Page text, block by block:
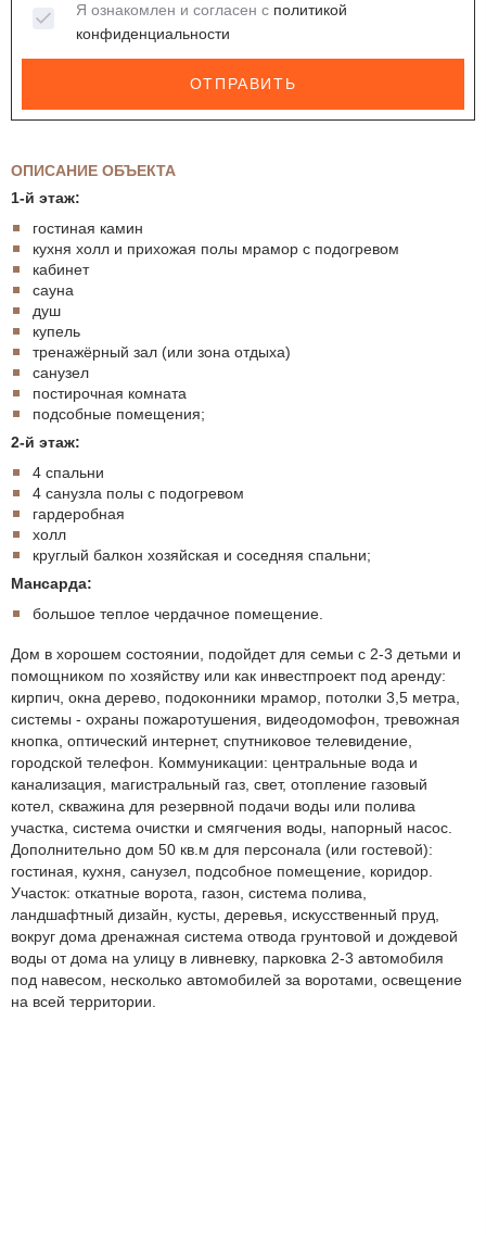
ОПИСАНИЕ ОБЪЕКТА
1-й этаж:
гостиная камин
кухня холл и прихожая полы мрамор с подогревом
кабинет
сауна
душ
купель
тренажёрный зал (или зона отдыха)
санузел
постирочная комната
подсобные помещения;
2-й этаж:
4 спальни
4 санузла полы с подогревом
гардеробная
холл
круглый балкон хозяйская и соседняя спальни;
Мансарда:
большое теплое чердачное помещение.
Дом в хорошем состоянии, подойдет для семьи с 2-3 детьми и
помощником по хозяйству или как инвестпроект под аренду:
кирпич, окна дерево, подоконники мрамор, потолки 3,5 метра,
системы - охраны пожаротушения, видеодомофон, тревожная
кнопка, оптический интернет, спутниковое телевидение,
городской телефон. Коммуникации: центральные вода и
канализация, магистральный газ, свет, отопление газовый
котел, скважина для резервной подачи воды или полива
участка, система очистки и смягчения воды, напорный насос.
Дополнительно дом 50 кв.м для персонала (или гостевой):
гостиная, кухня, санузел, подсобное помещение, коридор.
Участок: откатные ворота, газон, система полива,
ландшафтный дизайн, кусты, деревья, искусственный пруд,
вокруг дома дренажная система отвода грунтовой и дождевой
воды от дома на улицу в ливневку, парковка 2-3 автомобиля
под навесом, несколько автомобилей за воротами, освещение
на всей территории.
Я ознакомлен и согласен с политикой
конфиденциальности
ОТПРАВИТЬ